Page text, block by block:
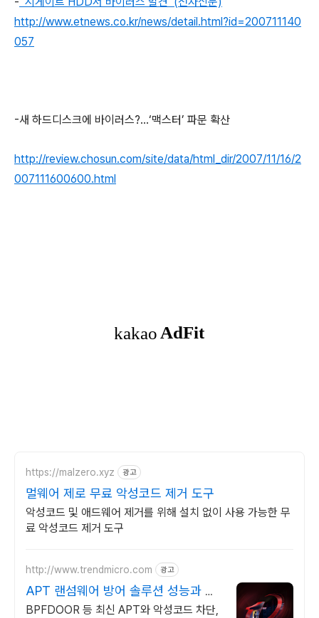
http://www.etnews.co.kr/news/detail.html?id=200711140
057
-새 하드디스크에 바이러스?…‘맥스터’ 파문 확산
http://review.chosun.com/site/data/html_dir/2007/11/16/2
007111600600.html
https://malzero.xyz 광고
멀웨어 제로 무료 악성코드 제거 도구
악성코드 및 애드웨어 제거를 위해 설치 없이 사용 가능한 무
료 악성코드 제거 도구
http://www.trendmicro.com 광고
APT 랜섬웨어 방어 솔루션 성능과 안
정성이 검증된 벤더
BPFDOOR 등 최신 APT와 악성코드 차단,